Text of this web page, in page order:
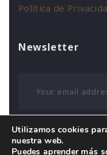
Política de
Newsletter
Utilizamos cookies
nuestra web.
Puedes aprender más